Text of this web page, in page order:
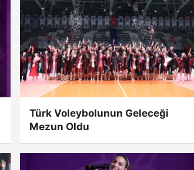
Türk Voleybolunun Geleceği
Mezun Oldu